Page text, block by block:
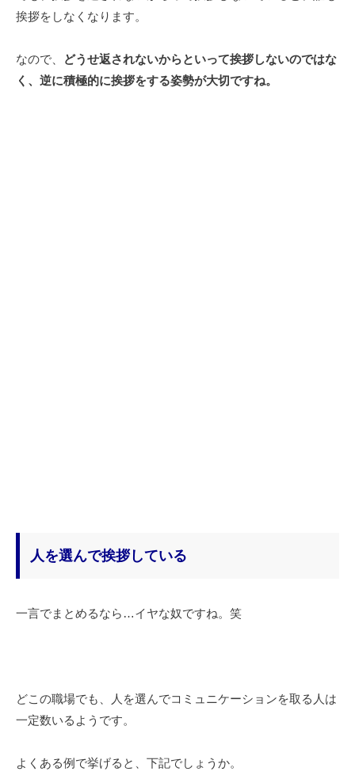
挨拶をしなくなります。
なので、
どうせ返されないからといって挨拶しないのではな
く、逆に積極的に挨拶をする姿勢が大切ですね。
人を選んで挨拶している
一言でまとめるなら…イヤな奴ですね。笑
どこの職場でも、人を選んでコミュニケーションを取る人は
一定数いるようです。
よくある例で挙げると、下記でしょうか。